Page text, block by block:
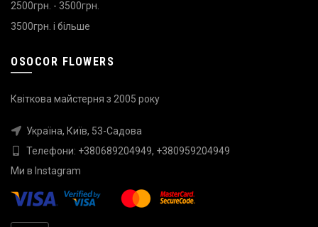
2500грн. - 3500грн.
3500грн. і більше
OSOCOR FLOWERS
Квіткова майстерня з 2005 року
Україна, Київ, 53-Садова
Телефони: +380689204949, +380959204949
Ми в Instagram